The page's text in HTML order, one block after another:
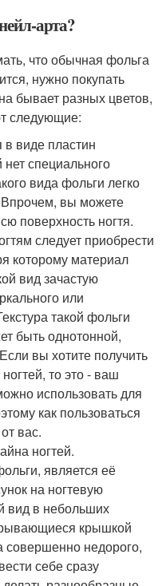
арта?
что обычная фольга
нужно покупать
бывает разных цветов,
следующие:
в виде пластин
специального
вида фольги легко
вы можете
поверхность ногтя.
следует приобрести
которому материал
вид зачастую
или
такой фольги
быть однотонной,
вы хотите получить
то это - ваш
использовать для
как пользоваться
вас.
ногтей.
является её
на ногтевую
вид в небольших
крышкой
совершенно недорого,
себе сразу